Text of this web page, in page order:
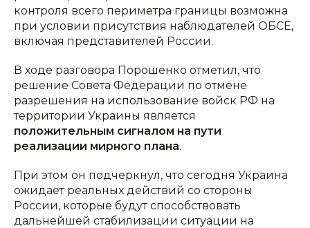
контроля всего периметра границы возможна
при условии присутствия наблюдателей ОБСЕ,
включая представителей России.
В ходе разговора Порошенко отметил, что
решение Совета Федерации по отмене
разрешения на использование войск РФ на
территории Украины является
положительным сигналом на пути
реализации мирного плана.
При этом он подчеркнул, что сегодня Украина
ожидает реальных действий со стороны
России, которые будут способствовать
дальнейшей стабилизации ситуации на